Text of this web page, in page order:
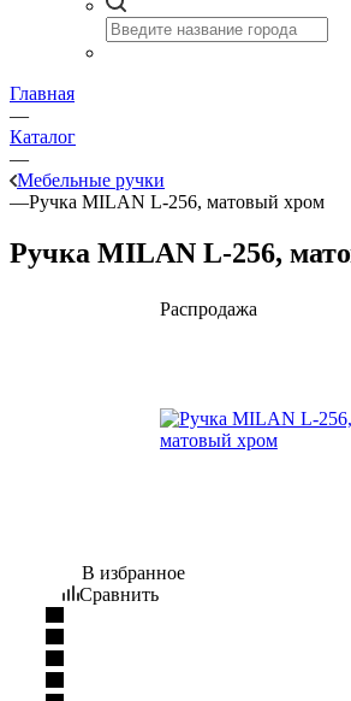
Главная
—
Каталог
—
Мебельные ручки
—Ручка MILAN L-256, матовый хром
Ручка MILAN L-256,
Распродажа
В избранное
Сравнить